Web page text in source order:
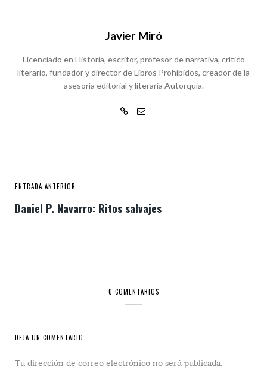
Javier Miró
Licenciado en Historia, escritor, profesor de narrativa, crítico
literario, fundador y director de Libros Prohibidos, creador de la
asesoría editorial y literaria Autorquía.
ENTRADA ANTERIOR
Daniel P. Navarro: Ritos salvajes
0 COMENTARIOS
DEJA UN COMENTARIO
Tu dirección de correo electrónico no será publicada.